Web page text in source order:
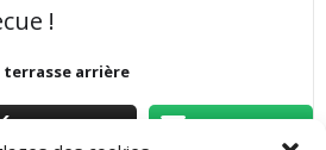
!
terrasse arrière